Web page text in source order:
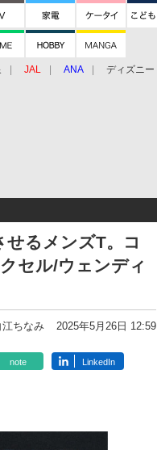
JAL ANA ディズニー
るメンズT。コ
セル/ウェンディ
ちなみ 2025年5月26日 12:59
note LinkedIn